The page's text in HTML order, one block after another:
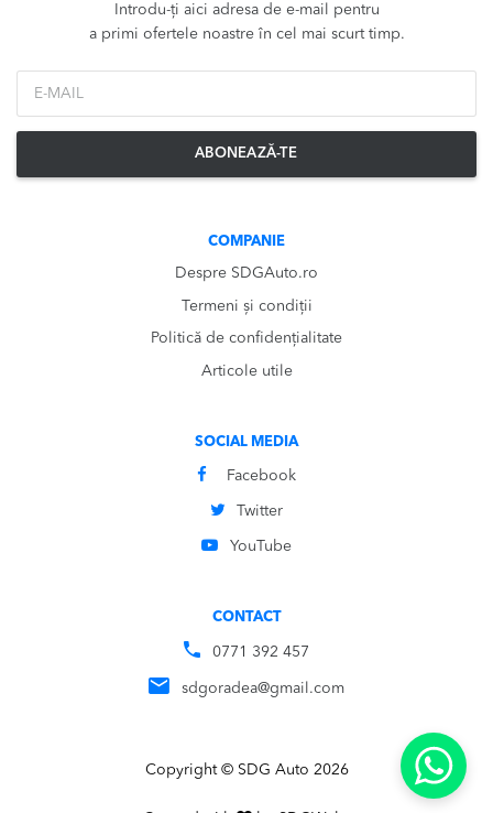
Introdu-ți aici adresa de e-mail pentru
a primi ofertele noastre în cel mai scurt timp.
ABONEAZĂ-TE
COMPANIE
Despre SDGAuto.ro
Termeni și condiții
Politică de confidențialitate
Articole utile
SOCIAL MEDIA
Facebook
Twitter
YouTube
CONTACT
0771 392 457
sdgoradea@gmail.com
Copyright © SDG Auto 2026